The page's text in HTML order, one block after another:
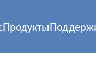
Продукты